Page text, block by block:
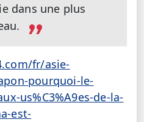
dans une plus
fr/asie-
pourquoi-le-
us%C3%A9es-de-la-
est-